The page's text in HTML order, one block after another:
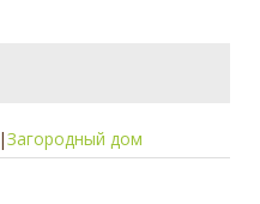
|Загородный дом